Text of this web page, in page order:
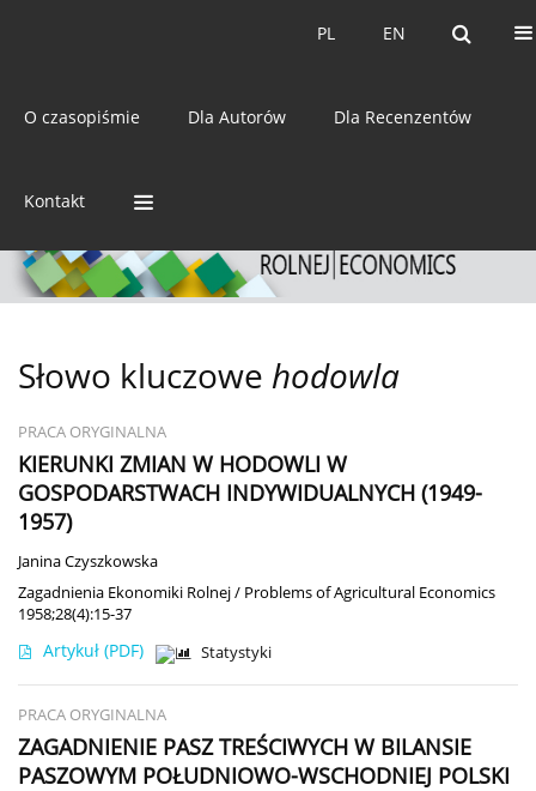
EN
PL EN
PL
O czasopiśmie Dla Autorów Dla Recenzentów
Kontakt
ISSN: 0044-1600
Słowo kluczowe hodowla
PRACA ORYGINALNA
KIERUNKI ZMIAN W HODOWLI W
GOSPODARSTWACH INDYWIDUALNYCH (1949-
1957)
Janina Czyszkowska
Zagadnienia Ekonomiki Rolnej / Problems of Agricultural Economics
1958;28(4):15-37
Artykuł (PDF) Statystyki
PRACA ORYGINALNA
ZAGADNIENIE PASZ TREŚCIWYCH W BILANSIE
PASZOWYM POŁUDNIOWO-WSCHODNIEJ POLSKI